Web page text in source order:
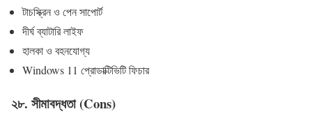
টাচস্ক্রিন ও পেন সাপোর্ট
দীর্ঘ ব্যাটারি লাইফ
হালকা ও বহনযোগ্য
Windows 11 প্রোডাক্টিভিটি ফিচার
২৮. সীমাবদ্ধতা (Cons)